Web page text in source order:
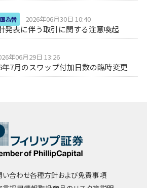
為替 2026年06月30日 10:40
発表に伴う取引に関する注意喚起
年06月29日 13:26
7月のスワップ付加日数の臨時変更
い合わせ各種方針および免責事項